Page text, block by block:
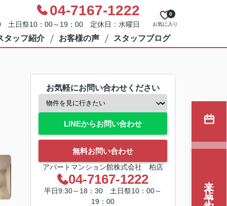
04-7167-1222
土日祭10：00～19：00 定休日：水曜日 お気に入り
0
タッフ紹介 お客様の声 スタッフブログ
お気軽にお問い合わせください
LINEからお問い合わせ
無料お問い合わせ
アパートマンション館株式会社 柏店
04-7167-1222
平日9:30～18：30 土日祭10：00～
19：00
来店予約